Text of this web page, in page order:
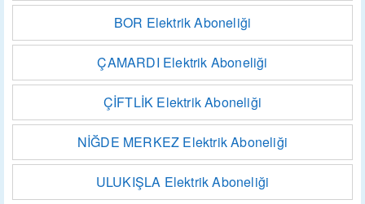
BOR Elektrik Aboneliği
ÇAMARDI Elektrik Aboneliği
ÇİFTLİK Elektrik Aboneliği
NİĞDE MERKEZ Elektrik Aboneliği
ULUKIŞLA Elektrik Aboneliği